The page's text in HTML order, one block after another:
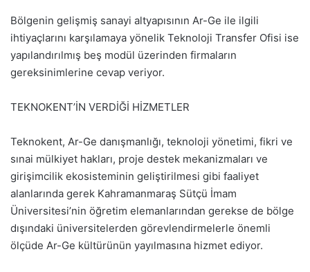
Bölgenin gelişmiş sanayi altyapısının Ar-Ge ile ilgili
ihtiyaçlarını karşılamaya yönelik Teknoloji Transfer Ofisi ise
yapılandırılmış beş modül üzerinden firmaların
gereksinimlerine cevap veriyor.
TEKNOKENT’İN VERDİĞİ HİZMETLER
Teknokent, Ar-Ge danışmanlığı, teknoloji yönetimi, fikri ve
sınai mülkiyet hakları, proje destek mekanizmaları ve
girişimcilik ekosisteminin geliştirilmesi gibi faaliyet
alanlarında gerek Kahramanmaraş Sütçü İmam
Üniversitesi’nin öğretim elemanlarından gerekse de bölge
dışındaki üniversitelerden görevlendirmelerle önemli
ölçüde Ar-Ge kültürünün yayılmasına hizmet ediyor.